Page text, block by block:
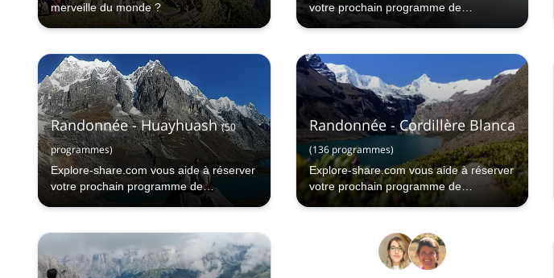
merveille du monde ?
votre prochain programme de
randonnée dans les Andes péruviennes.
Randonnée - Huayhuash (50
programmes)
Explore-share.com vous aide à réserver
votre prochain programme de
randonnée à Huayhuash.
Randonnée - Cordillère Blanca
(136 programmes)
Explore-share.com vous aide à réserver
votre prochain programme de
randonnée dans la Cordillera Blanca.